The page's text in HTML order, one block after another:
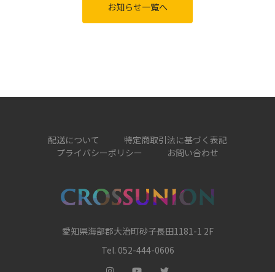
お知らせ一覧へ
配送について
特定商取引法に基づく表記
プライバシーポリシー
お問い合わせ
愛知県海部郡大治町砂子長田1181-1 2F
Tel. 052-444-0606